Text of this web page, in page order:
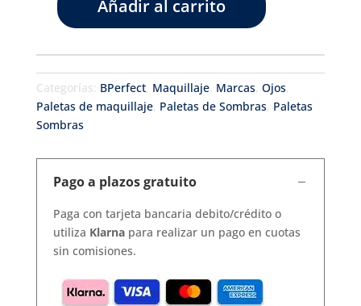
Compass
Creativity
-
East
Emeralds
Palette
Añadir al carrito
Categorías: BPerfect, Maquillaje, Marcas, Ojos,
Paletas de maquillaje, Paletas de Sombras, Paletas
Sombras
Pago a plazos gratuito
Paga con tarjeta bancaria debito/crédito o
utiliza Klarnapara realizar un pago en cuotas
sin comisiones.